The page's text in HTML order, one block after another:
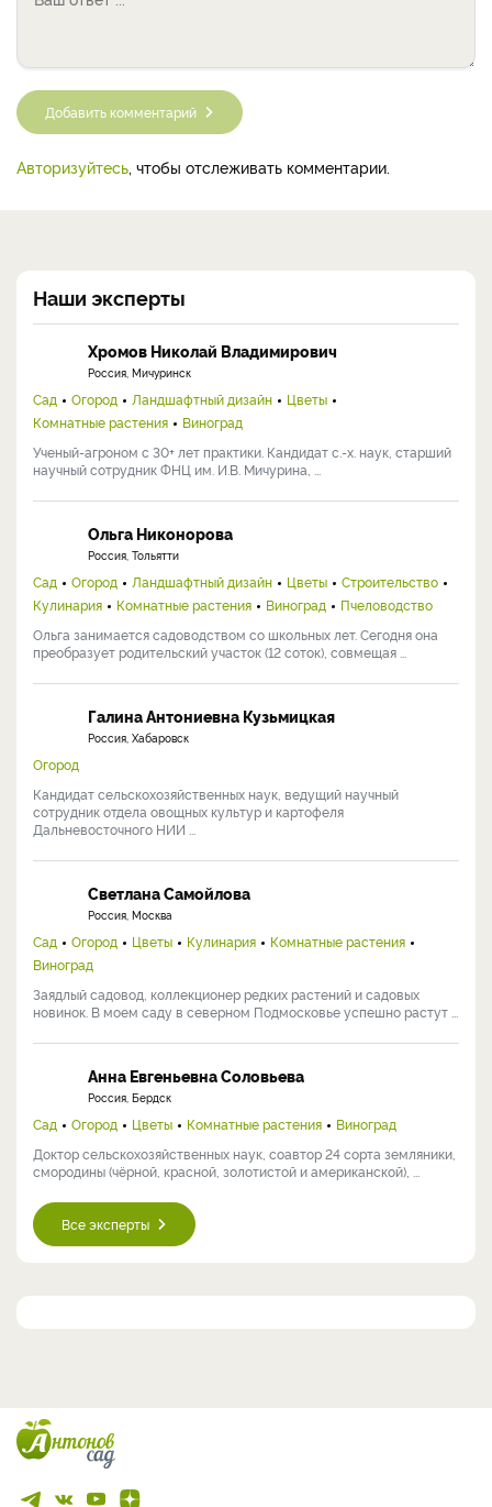
Добавить комментарий
Авторизуйтесь, чтобы отслеживать комментарии.
Наши эксперты
Хромов Николай Владимирович
Россия, Мичуринск
Сад Огород Ландшафтный дизайн
Цветы
Комнатные растения
Виноград
Ученый-агроном с 30+ лет практики. Кандидат с.-х. наук, старший
научный сотрудник ФНЦ им. И.В. Мичурина, ...
Ольга Никонорова
Россия, Тольятти
Сад Огород Ландшафтный дизайн Цветы
Строительство
Кулинария
Комнатные растения Виноград
Пчеловодство
Ольга занимается садоводством со школьных лет. Сегодня она
преобразует родительский участок (12 соток), совмещая ...
Галина Антониевна Кузьмицкая
Россия, Хабаровск
Огород
Кандидат сельскохозяйственных наук, ведущий научный
сотрудник отдела овощных культур и картофеля
Дальневосточного НИИ ...
Светлана Самойлова
Россия, Москва
Сад Огород Цветы Кулинария
Комнатные растения
Виноград
Заядлый садовод, коллекционер редких растений и садовых
новинок. В моем саду в северном Подмосковье успешно растут ...
Анна Евгеньевна Соловьева
Россия, Бердск
Сад Огород Цветы Комнатные растения
Виноград
Доктор сельскохозяйственных наук, соавтор 24 сорта земляники,
смородины (чёрной, красной, золотистой и американской), ...
Все эксперты